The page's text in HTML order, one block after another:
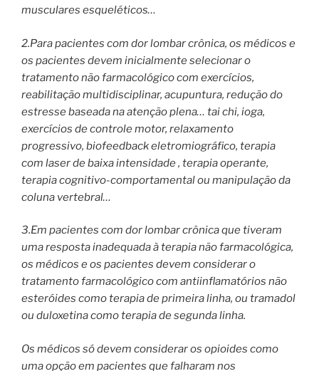
musculares esqueléticos…
2.Para pacientes com dor lombar crônica, os médicos e
os pacientes devem inicialmente selecionar o
tratamento não farmacológico com exercícios,
reabilitação multidisciplinar, acupuntura, redução do
estresse baseada na atenção plena… tai chi, ioga,
exercícios de controle motor, relaxamento
progressivo, biofeedback eletromiográfico, terapia
com laser de baixa intensidade , terapia operante,
terapia cognitivo-comportamental ou manipulação da
coluna vertebral…
3.Em pacientes com dor lombar crônica que tiveram
uma resposta inadequada à terapia não farmacológica,
os médicos e os pacientes devem considerar o
tratamento farmacológico com antiinflamatórios não
esteróides como terapia de primeira linha, ou tramadol
ou duloxetina como terapia de segunda linha.
Os médicos só devem considerar os opioides como
uma opção em pacientes que falharam nos